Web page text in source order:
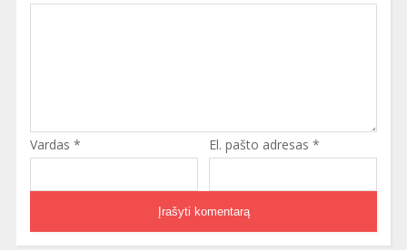
Vardas * El. pašto adresas *